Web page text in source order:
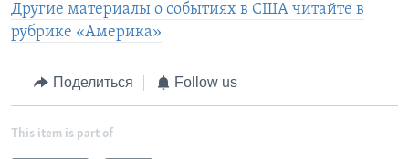
Другие материалы о событиях в США читайте в
рубрике «Америка»
Поделиться Follow us
This item is part of